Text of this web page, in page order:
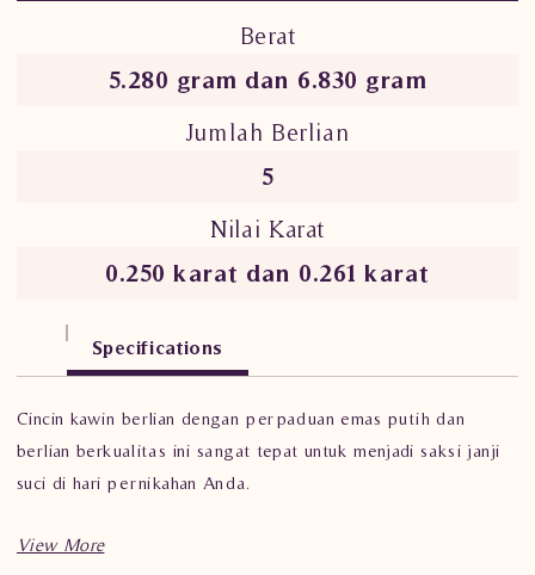
Berat
5.280 gram dan 6.830 gram
Jumlah Berlian
5
Nilai Karat
0.250 karat dan 0.261 karat
Specifications
Cincin kawin berlian dengan perpaduan emas putih dan
berlian berkualitas ini sangat tepat untuk menjadi saksi janji
suci di hari pernikahan Anda.